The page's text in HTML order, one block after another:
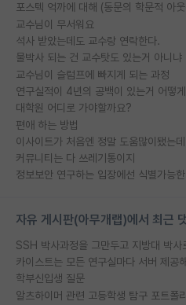
교수님이 무서워요
석사 받았는데도 교수랑 연락한다.
물박사 되는 건 교수탓도 있는거 아니냐
교수님이 슬럼프에 빠지게 되는 과정
연구실적이 4년의 공백이 있는거 어떻
대학원 어디로 가야할까요?
편애 하는 방법
이사이트가 처음엔 정말 도움많이됐는데
커뮤니티는 다 쓰레기통이지
자유 게시판(아무개랩)에서 최근
카이스트는 모든 연구실마다 서버 제공
학부신입생 질문
알츠하이머 관련 고등학생 탐구 포트폴